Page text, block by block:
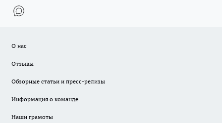
О нас
Отзывы
Обзорные статьи и пресс-релизы
Информация о команде
Наши грамоты